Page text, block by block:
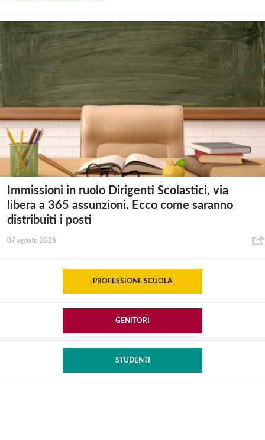
Immissioni in ruolo Dirigenti Scolastici, via
libera a 365 assunzioni. Ecco come saranno
distribuiti i posti
07 agosto 2026
PROFESSIONE SCUOLA
GENITORI
STUDENTI